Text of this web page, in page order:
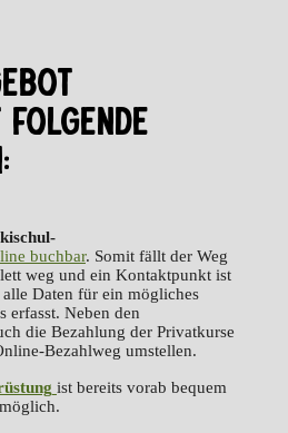
buchbar. Somit fällt der Weg
weg und ein Kontaktpunkt ist
Daten für ein mögliches
erfasst. Neben den
die Bezahlung der Privatkurse
Bezahlweg umstellen.
ist bereits vorab bequem
möglich.